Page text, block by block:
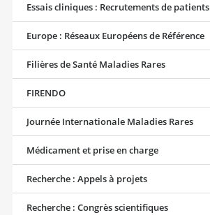
Essais cliniques : Recrutements de patients
Europe : Réseaux Européens de Référence
Filières de Santé Maladies Rares
FIRENDO
Journée Internationale Maladies Rares
Médicament et prise en charge
Recherche : Appels à projets
Recherche : Congrès scientifiques